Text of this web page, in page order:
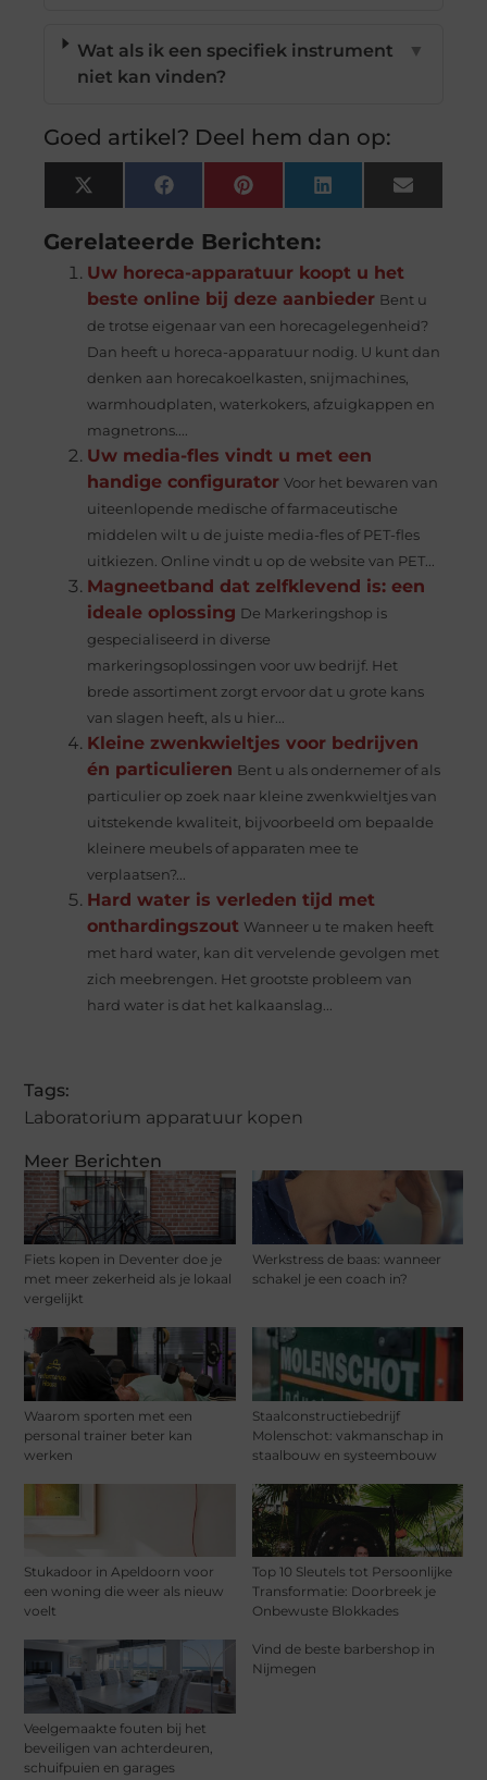
Meer Berichten
Fiets kopen in Deventer doe je
met meer zekerheid als je lokaal
vergelijkt
Werkstress de baas: wanneer
schakel je een coach in?
Waarom sporten met een
personal trainer beter kan
werken
Staalconstructiebedrijf
Molenschot: vakmanschap in
staalbouw en systeembouw
Stukadoor in Apeldoorn voor
een woning die weer als nieuw
voelt
Top 10 Sleutels tot Persoonlijke
Transformatie: Doorbreek je
Onbewuste Blokkades
Veelgemaakte fouten bij het
beveiligen van achterdeuren,
schuifpuien en garages
Vind de beste barbershop in
Nijmegen
Wat als ik een specifiek instrument
niet kan vinden?
▼
Goed artikel? Deel hem dan op:
X
(Twitter)
FacebookPinterestLinkedInEmail
Gerelateerde Berichten:
Uw horeca-apparatuur koopt u het
beste online bij deze aanbieder Bent u
de trotse eigenaar van een horecagelegenheid?
Dan heeft u horeca-apparatuur nodig. U kunt dan
denken aan horecakoelkasten, snijmachines,
warmhoudplaten, waterkokers, afzuigkappen en
magnetrons....
Uw media-fles vindt u met een
handige configurator Voor het bewaren van
uiteenlopende medische of farmaceutische
middelen wilt u de juiste media-fles of PET-fles
uitkiezen. Online vindt u op de website van PET...
Magneetband dat zelfklevend is: een
ideale oplossing De Markeringshop is
gespecialiseerd in diverse
markeringsoplossingen voor uw bedrijf. Het
brede assortiment zorgt ervoor dat u grote kans
van slagen heeft, als u hier...
Kleine zwenkwieltjes voor bedrijven
én particulieren Bent u als ondernemer of als
particulier op zoek naar kleine zwenkwieltjes van
uitstekende kwaliteit, bijvoorbeeld om bepaalde
kleinere meubels of apparaten mee te
verplaatsen?...
Hard water is verleden tijd met
onthardingszout Wanneer u te maken heeft
met hard water, kan dit vervelende gevolgen met
zich meebrengen. Het grootste probleem van
hard water is dat het kalkaanslag...
Tags:
Laboratorium apparatuur kopen